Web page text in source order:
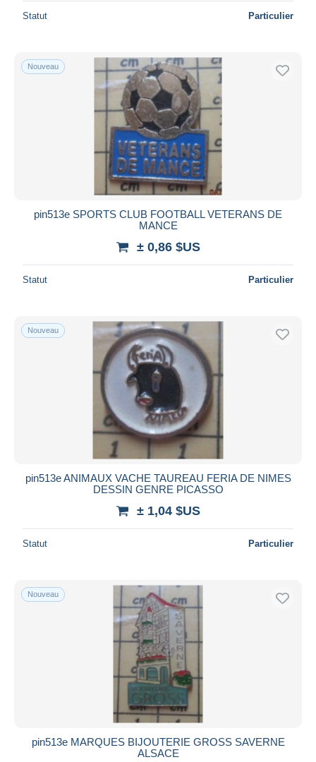
Statut Particulier
Nouveau
pin513e SPORTS CLUB FOOTBALL VETERANS DE
MANCE
± 0,86 $US
Statut Particulier
Nouveau
pin513e ANIMAUX VACHE TAUREAU FERIA DE NIMES
DESSIN GENRE PICASSO
± 1,04 $US
Statut Particulier
Nouveau
pin513e MARQUES BIJOUTERIE GROSS SAVERNE
ALSACE